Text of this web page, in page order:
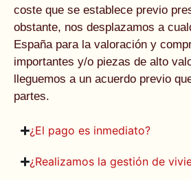
coste que se establece previo
obstante, nos desplazamos a
España para la valoración y
importantes y/o piezas de alto
lleguemos a un acuerdo previo
partes.
¿El pago es inmediato?
¿Realizamos la gestión de